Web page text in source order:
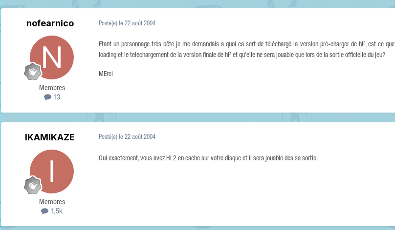
nofearnico
Membres
13
Posté(e) le 22 août 2004
Etant un personnage très bête je me demandais a quoi ca sert de téléchargé la version pré-charger de hl², est ce
loading et le telechargement de la version finale de hl² et qu'elle ne sera jouable que lors de la sortie officielle du jeu?
MErci
IKAMIKAZE
Membres
1,5k
Posté(e) le 22 août 2004
Oui exactement, vous avez HL2 en cache sur votre disque et il sera jouable des sa sortie.